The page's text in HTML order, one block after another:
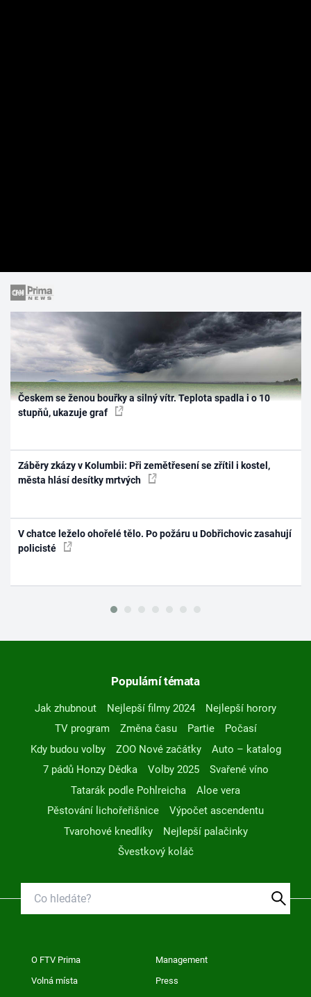
Českem se ženou bouřky a silný vítr. Teplota spadla i o 10
stupňů, ukazuje graf
Záběry zkázy v Kolumbii: Při zemětřesení se zřítil i kostel,
města hlásí desítky mrtvých
V chatce leželo ohořelé tělo. Po požáru u Dobřichovic zasahují
policisté
Populární témata
Jak zhubnout Nejlepší filmy 2024
Nejlepší horory
TV program
Změna času Partie
Počasí
Kdy budou volby
ZOO Nové začátky
Auto – katalog
7 pádů Honzy Dědka
Volby 2025
Svařené víno
Tatarák podle Pohlreicha
Aloe vera
Pěstování lichořeřišnice
Výpočet ascendentu
Tvarohové knedlíky
Nejlepší palačinky
Švestkový koláč
O FTV Prima Management
Volná místa Press